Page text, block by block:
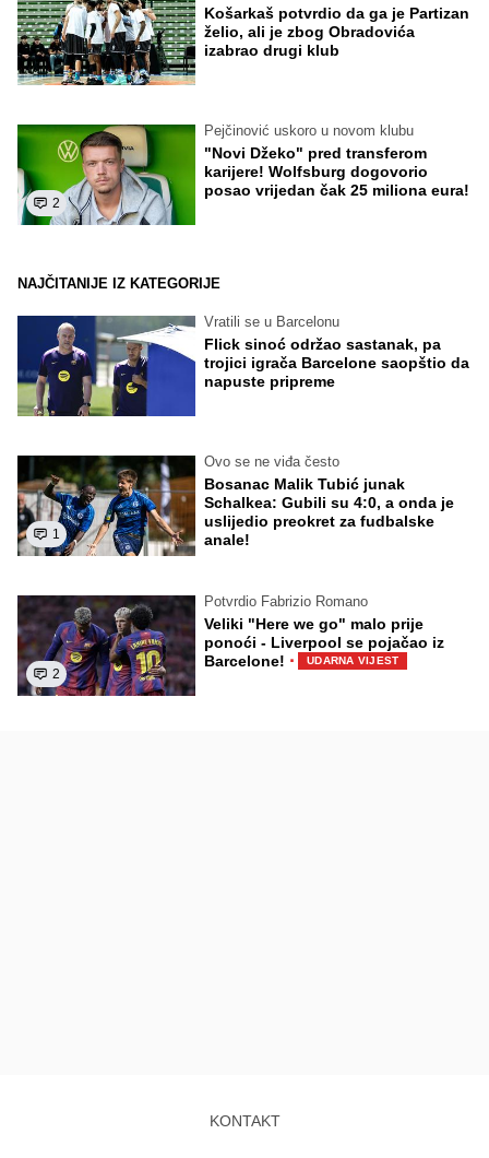
Košarkaš potvrdio da ga je Partizan
želio, ali je zbog Obradovića
izabrao drugi klub
2
Pejčinović uskoro u novom klubu
"Novi Džeko" pred transferom
karijere! Wolfsburg dogovorio
posao vrijedan čak 25 miliona eura!
NAJČITANIJE IZ KATEGORIJE
Vratili se u Barcelonu
Flick sinoć održao sastanak, pa
trojici igrača Barcelone saopštio da
napuste pripreme
1
Ovo se ne viđa često
Bosanac Malik Tubić junak
Schalkea: Gubili su 4:0, a onda je
uslijedio preokret za fudbalske
anale!
2
Potvrdio Fabrizio Romano
Veliki "Here we go" malo prije
ponoći - Liverpool se pojačao iz
Barcelone! · UDARNA VIJEST
KONTAKT